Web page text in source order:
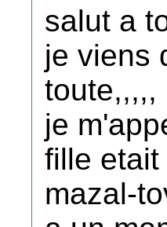
salut a
je viens
toute,,,,,
je
fille
mazal-